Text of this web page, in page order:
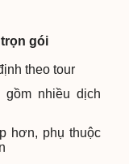
gói
theo tour
gồm nhiều dịch
hơn, phụ thuộc